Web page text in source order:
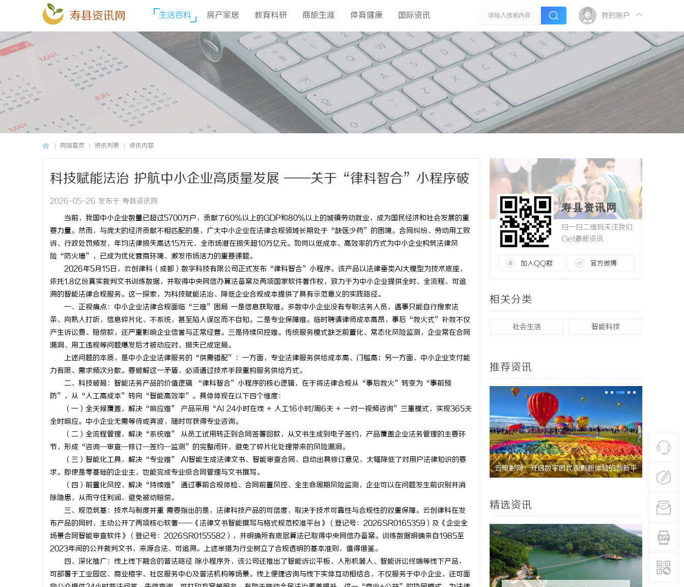
寿县资讯网 生活百科 房产家居 教育科研 商旅生涯 体育健康 国际资讯 我的账户
网站首页 资讯列表 资讯内容
科技赋能法治 护航中小企业高质量发展 ——关于“律科智合”小程序破
解企业法律合规困局的思考
2026-05-26 发布于 寿县资讯网
当前，我国中小企业数量已超过5700万户，贡献了60%以上的GDP和80%以上的城镇劳动就业，成为国民经济和社会发展的重
要力量。然而，与庞大的经济贡献不相匹配的是，广大中小企业在法律合规领域长期处于“缺医少药”的困境。合同纠纷、劳动用工败
诉、行政处罚频发，年均法律损失高达15万元，全市场潜在损失超10万亿元。如何以低成本、高效率的方式为中小企业构筑法律风
险“防火墙”，已成为优化营商环境、激发市场活力的重要课题。
2026年5月15日，云创律科（成都）数字科技有限公司正式发布“律科智合”小程序。该产品以法律垂类AI大模型为技术底座，
依托1.8亿份真实裁判文书训练数据，并取得中央网信办算法备案及两项国家软件著作权，致力于为中小企业提供全时、全流程、可追
溯的智能法律合规服务。这一探索，为科技赋能法治、降低企业合规成本提供了具有示范意义的实践路径。
一、正视痛点：中小企业法律合规面临“三难”困局 一是信息获取难。多数中小企业没有专职法务人员，遇事只能自行搜索法
条、向熟人打听，信息碎片化、不系统，甚至陷入误区而不自知。二是专业保障难。临时聘请律师成本高昂，事后“救火式”补救不仅
产生诉讼费、赔偿款，还严重影响企业信誉与正常经营。三是持续风控难。传统服务模式缺乏前置化、常态化风险监测，企业常在合同
漏洞、用工违规等问题爆发后才被动应对，损失已成定局。
上述问题的本质，是中小企业法律服务的“供需错配”：一方面，专业法律服务供给成本高、门槛高；另一方面，中小企业支付能
力有限、需求频次分散。要破解这一矛盾，必须通过技术手段重构服务供给方式。
二、科技破局：智能法务产品的价值逻辑 “律科智合”小程序的核心逻辑，在于将法律合规从“事后救火”转变为“事前预
防”，从“人工高成本”转向“智能高效率”。具体体现在以下四个维度：
（一）全天候覆盖，解决“响应难” 产品采用“AI 24小时在线 + 人工16小时/周6天 + 一对一视频咨询”三重模式，实现365天
全时响应。中小企业无需等待或奔波，随时可获得专业咨询。
（二）全流程管理，解决“系统难” 从员工试用转正到合同签署回款，从文书生成到电子签约，产品覆盖企业法务管理的主要环
节，形成“咨询—审查—修订—签约—监测”的完整闭环，避免了碎片化处理带来的风险漏洞。
（三）智能化工具，解决“专业难” AI智能生成法律文书、智能审查合同、自动出具修订意见，大幅降低了对用户法律知识的要
求。即使是零基础的企业主，也能完成专业级合同管理与文书撰写。
（四）前置化风控，解决“持续难” 通过事前合规体检、合同前置风控、全生命周期风险监测，企业可以在问题发生前识别并消
除隐患，从而守住利润、避免被动赔偿。
三、规范筑基：技术与制度并重 需要指出的是，法律科技产品的可信度，取决于技术可靠性与合规性的双重保障。云创律科在发
布产品的同时，主动公开了两项核心软著——《法律文书智能撰写与格式规范校准平台》（登记号：2026SR0165359）及《企业全
场景合同智能审查软件》（登记号：2026SR0155582），并明确所有底层算法已取得中央网信办备案。训练数据明确来自1985至
2023年间的公开裁判文书，来源合法、可追溯。上述举措为行业树立了合规透明的基本准则，值得借鉴。
四、深化推广：线上线下融合的普法路径 除小程序外，该公司还推出了智能诉讼平板、人形机器人、智能诉讼终端等线下产品，
可部署于工业园区、商业楼宇、社区服务中心及普法机构等场景。线上便捷咨询与线下实体互动相结合，不仅服务于中小企业，还可面
寿县资讯网
扫一扫二维码关注我们
Get最新资讯
加入QQ群 官方微博
相关分类
社会生活 智能科技
推荐资讯
干燥症患者口干眼燥熬多年，一个周期缓过
来？老中医：一张辨证方对症，身体找回津液
全面解析2345电影网：影视资源的海量宝库
与观影新体验 台
在线影院平台的兴起与未来发展趋势深度解析 武汉配眼
精选资讯